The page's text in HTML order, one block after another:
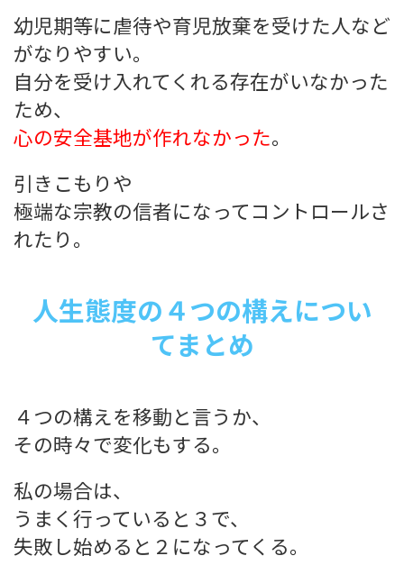
幼児期等に虐待や育児放棄を受けた人など
がなりやすい。
自分を受け入れてくれる存在がいなかった
ため、
心の安全基地が作れなかった。
引きこもりや
極端な宗教の信者になってコントロールさ
れたり。
人生態度の４つの構えについ
てまとめ
４つの構えを移動と言うか、
その時々で変化もする。
私の場合は、
うまく行っていると３で、
失敗し始めると２になってくる。